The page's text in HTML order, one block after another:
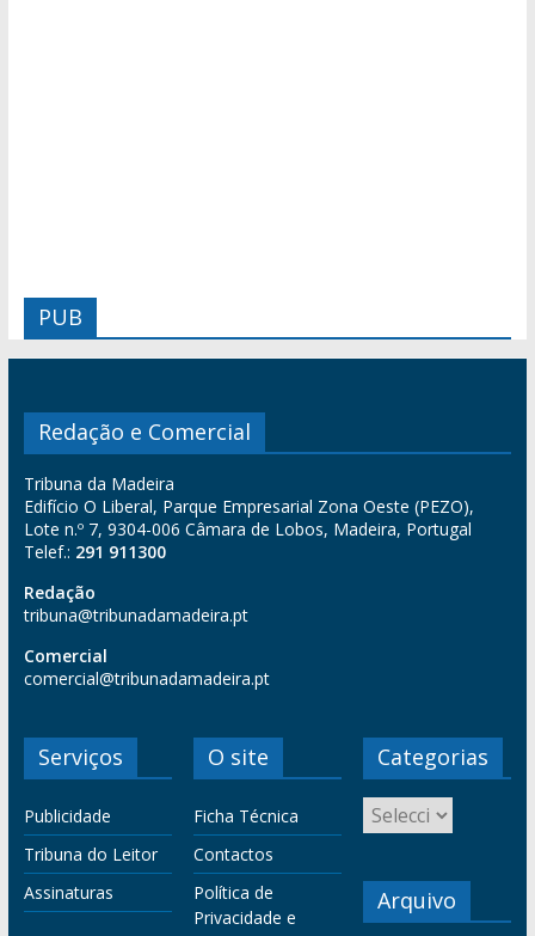
PUB
Redação e Comercial
Tribuna da Madeira
Edifício O Liberal, Parque Empresarial Zona Oeste (PEZO),
Lote n.º 7, 9304-006 Câmara de Lobos, Madeira, Portugal
Telef.: 291 911300
Redação
tribuna@tribunadamadeira.pt
Comercial
comercial@tribunadamadeira.pt
Serviços
Publicidade
Tribuna do Leitor
Assinaturas
O site
Ficha Técnica
Contactos
Política de
Privacidade e
Categorias
Arquivo